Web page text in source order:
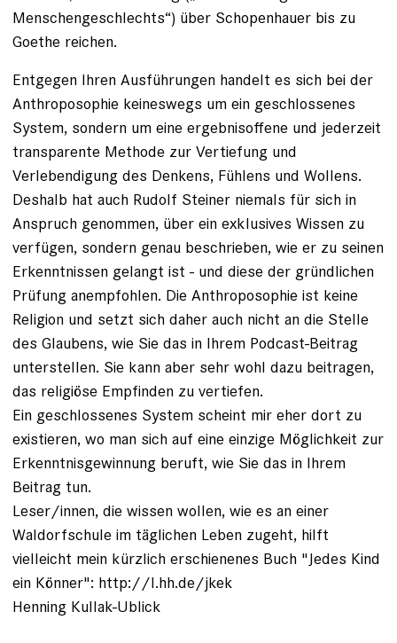
Menschengeschlechts“) über Schopenhauer bis zu
Goethe reichen.
Entgegen Ihren Ausführungen handelt es sich bei der
Anthroposophie keineswegs um ein geschlossenes
System, sondern um eine ergebnisoffene und jederzeit
transparente Methode zur Vertiefung und
Verlebendigung des Denkens, Fühlens und Wollens.
Deshalb hat auch Rudolf Steiner niemals für sich in
Anspruch genommen, über ein exklusives Wissen zu
verfügen, sondern genau beschrieben, wie er zu seinen
Erkenntnissen gelangt ist - und diese der gründlichen
Prüfung anempfohlen. Die Anthroposophie ist keine
Religion und setzt sich daher auch nicht an die Stelle
des Glaubens, wie Sie das in Ihrem Podcast-Beitrag
unterstellen. Sie kann aber sehr wohl dazu beitragen,
das religiöse Empfinden zu vertiefen.
Ein geschlossenes System scheint mir eher dort zu
existieren, wo man sich auf eine einzige Möglichkeit zur
Erkenntnisgewinnung beruft, wie Sie das in Ihrem
Beitrag tun.
Leser/innen, die wissen wollen, wie es an einer
Waldorfschule im täglichen Leben zugeht, hilft
vielleicht mein kürzlich erschienenes Buch "Jedes Kind
ein Könner": http://l.hh.de/jkek
Henning Kullak-Ublick